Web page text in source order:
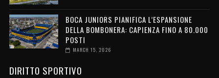
BOCA JUNIORS PIANIFICA L’ESPANSIONE
DELLA BOMBONERA: CAPIENZA FINO A 80.000
POSTI
MARCH 15, 2026
DIRITTO SPORTIVO